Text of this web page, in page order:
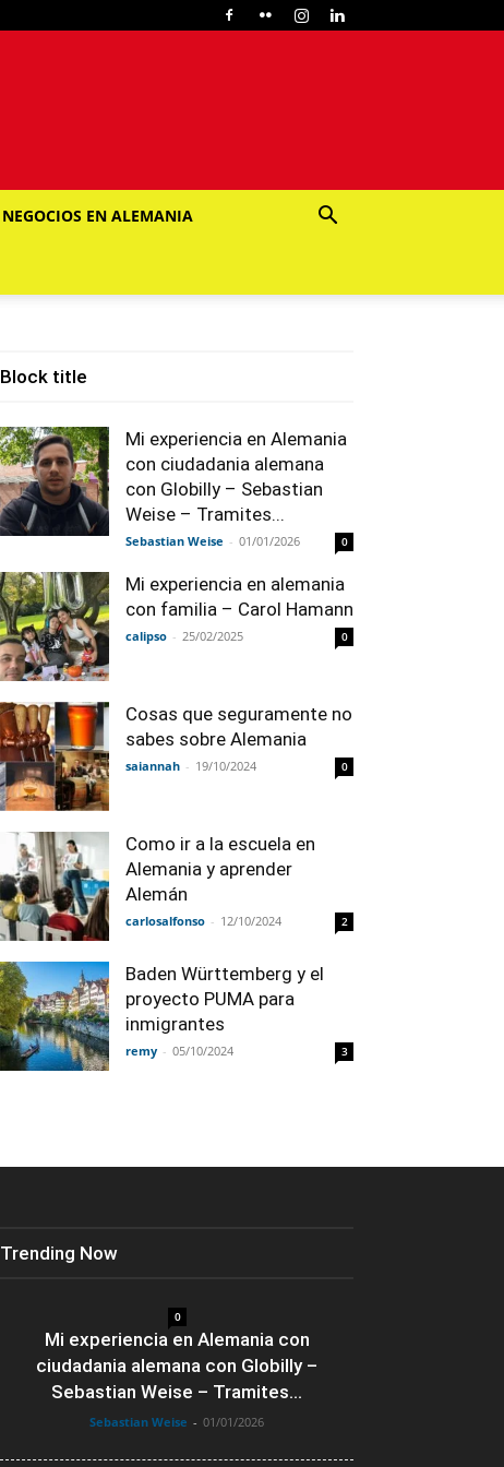
NEGOCIOS EN ALEMANIA
Block title
Mi experiencia en Alemania
con ciudadania alemana
con Globilly – Sebastian
Weise – Tramites...
Sebastian Weise - 01/01/2026 0
Mi experiencia en alemania
con familia – Carol Hamann
calipso - 25/02/2025 0
Cosas que seguramente no
sabes sobre Alemania
saiannah - 19/10/2024 0
Como ir a la escuela en
Alemania y aprender
Alemán
carlosalfonso - 12/10/2024 2
Baden Württemberg y el
proyecto PUMA para
inmigrantes
remy - 05/10/2024 3
Trending Now
0
Mi experiencia en Alemania con
ciudadania alemana con Globilly –
Sebastian Weise – Tramites...
Sebastian Weise - 01/01/2026